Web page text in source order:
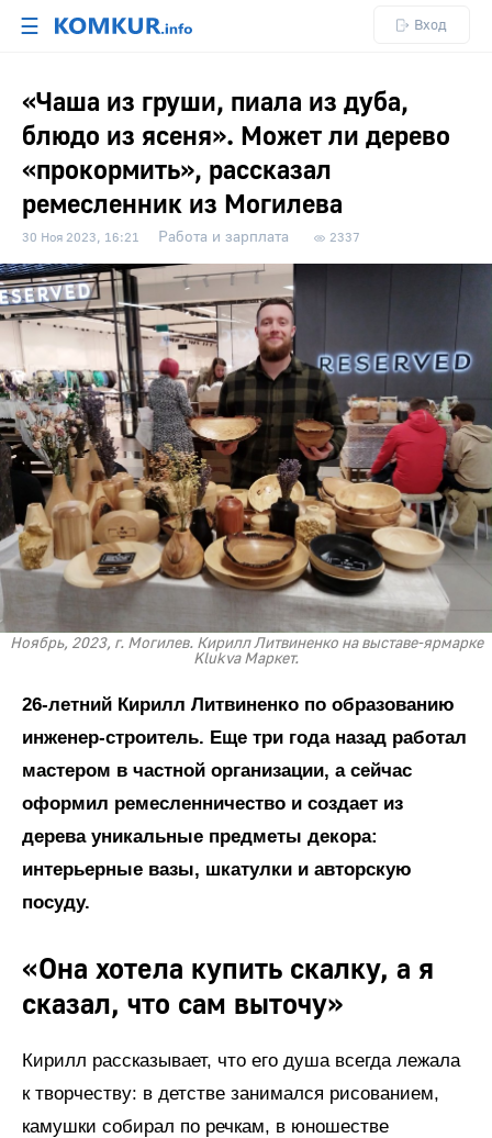
☰ Вход
«Чаша из груши, пиала из дуба,
блюдо из ясеня». Может ли дерево
«прокормить», рассказал
ремесленник из Могилева
30 Ноя 2023, 16:21 Работа и зарплата 2337
Ноябрь, 2023, г. Могилев. Кирилл Литвиненко на выставе-ярмарке
Klukva Маркет.
26-летний Кирилл Литвиненко по образованию
инженер-строитель. Еще три года назад работал
мастером в частной организации, а сейчас
оформил ремесленничество и создает из
дерева уникальные предметы декора:
интерьерные вазы, шкатулки и авторскую
посуду.
«Она хотела купить скалку, а я
сказал, что сам выточу»
Кирилл рассказывает, что его душа всегда лежала
к творчеству: в детстве занимался рисованием,
камушки собирал по речкам, в юношестве